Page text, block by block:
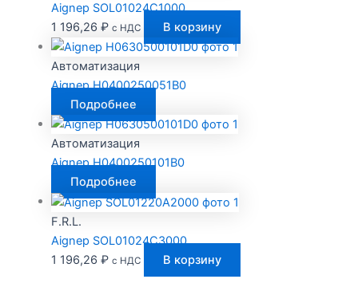
Aignep SOL01024C1000
1 196,26 ₽ с НДС В корзину
Автоматизация
Aignep H0400250051B0
Подробнее
Автоматизация
Aignep H0400250101B0
Подробнее
F.R.L.
Aignep SOL01024C3000
1 196,26 ₽ с НДС В корзину